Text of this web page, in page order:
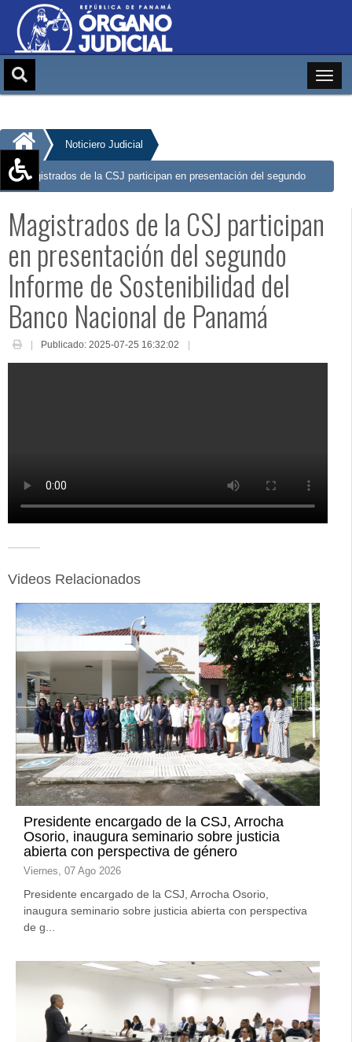
Aumentar texto (+)
Reducir texto (-)
Restablecer texto
Escala de Brillo
Escala de grises
Noticiero Judicial
Magistrados de la CSJ participan en presentación del segundo
Magistrados de la CSJ participan
en presentación del segundo
Informe de Sostenibilidad del
Banco Nacional de Panamá
Publicado: 2025-07-25 16:32:02
Videos Relacionados
Presidente encargado de la CSJ, Arrocha
Osorio, inaugura seminario sobre justicia
abierta con perspectiva de género
Viernes, 07 Ago 2026
Presidente encargado de la CSJ, Arrocha Osorio,
inaugura seminario sobre justicia abierta con perspectiva
de g...